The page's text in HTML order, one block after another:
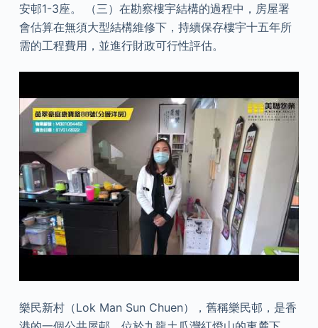
安邨1-3座。 （三）在勘察樓宇結構的過程中，房屋署
會估算在無須大型結構維修下，持續保存樓宇十五年所
需的工程費用，並進行財政可行性評估。
樂民新村（Lok Man Sun Chuen），舊稱樂民邨，是香